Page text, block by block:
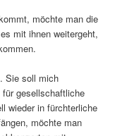
möchte man die
mit ihnen weitergeht,
Sie soll mich
gesellschaftliche
wieder in fürchterliche
möchte man